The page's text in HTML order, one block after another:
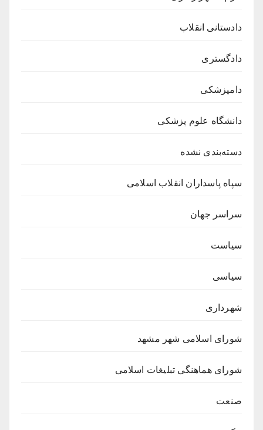
دادستانی انقلاب
دادگستری
دامپزشکی
دانشگاه علوم پزشکی
دسته‌بندی نشده
سپاه پاسداران انقلاب اسلامی
سراسر جهان
سیاست
سیاسی
شهرداری
شورای اسلامی شهر مشهد
شورای هماهنگی تبلیغات اسلامی
صنعت